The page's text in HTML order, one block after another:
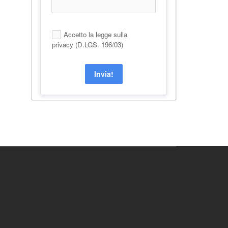
Accetto la legge sulla
privacy (D.LGS. 196/03)
Invia!
Alternative: